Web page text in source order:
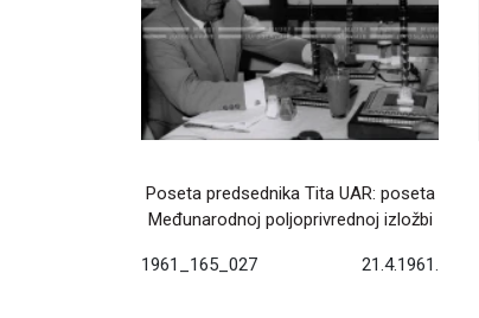
Poseta predsednika Tita UAR: poseta
Međunarodnoj poljoprivrednoj izložbi
1961_165_027 21.4.1961.